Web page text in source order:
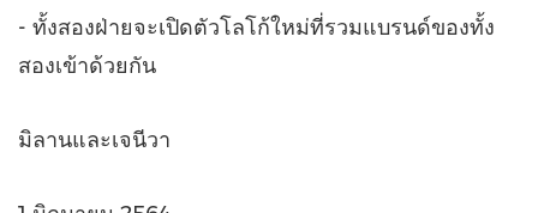
- ทั้งสองฝ่ายจะเปิดตัวโลโก้ใหม่ที่รวมแบรนด์ของทั้ง
สองเข้าด้วยกัน
มิลานและเจนีวา